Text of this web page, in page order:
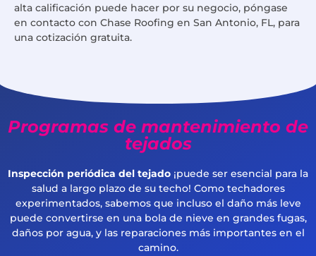
alta calificación puede hacer por su negocio, póngase
en contacto con Chase Roofing en San Antonio, FL, para
una cotización gratuita.
Programas de mantenimiento de
tejados
Inspección periódica del tejado ¡puede ser esencial para la
salud a largo plazo de su techo! Como techadores
experimentados, sabemos que incluso el daño más leve
puede convertirse en una bola de nieve en grandes fugas,
daños por agua, y las reparaciones más importantes en el
camino.